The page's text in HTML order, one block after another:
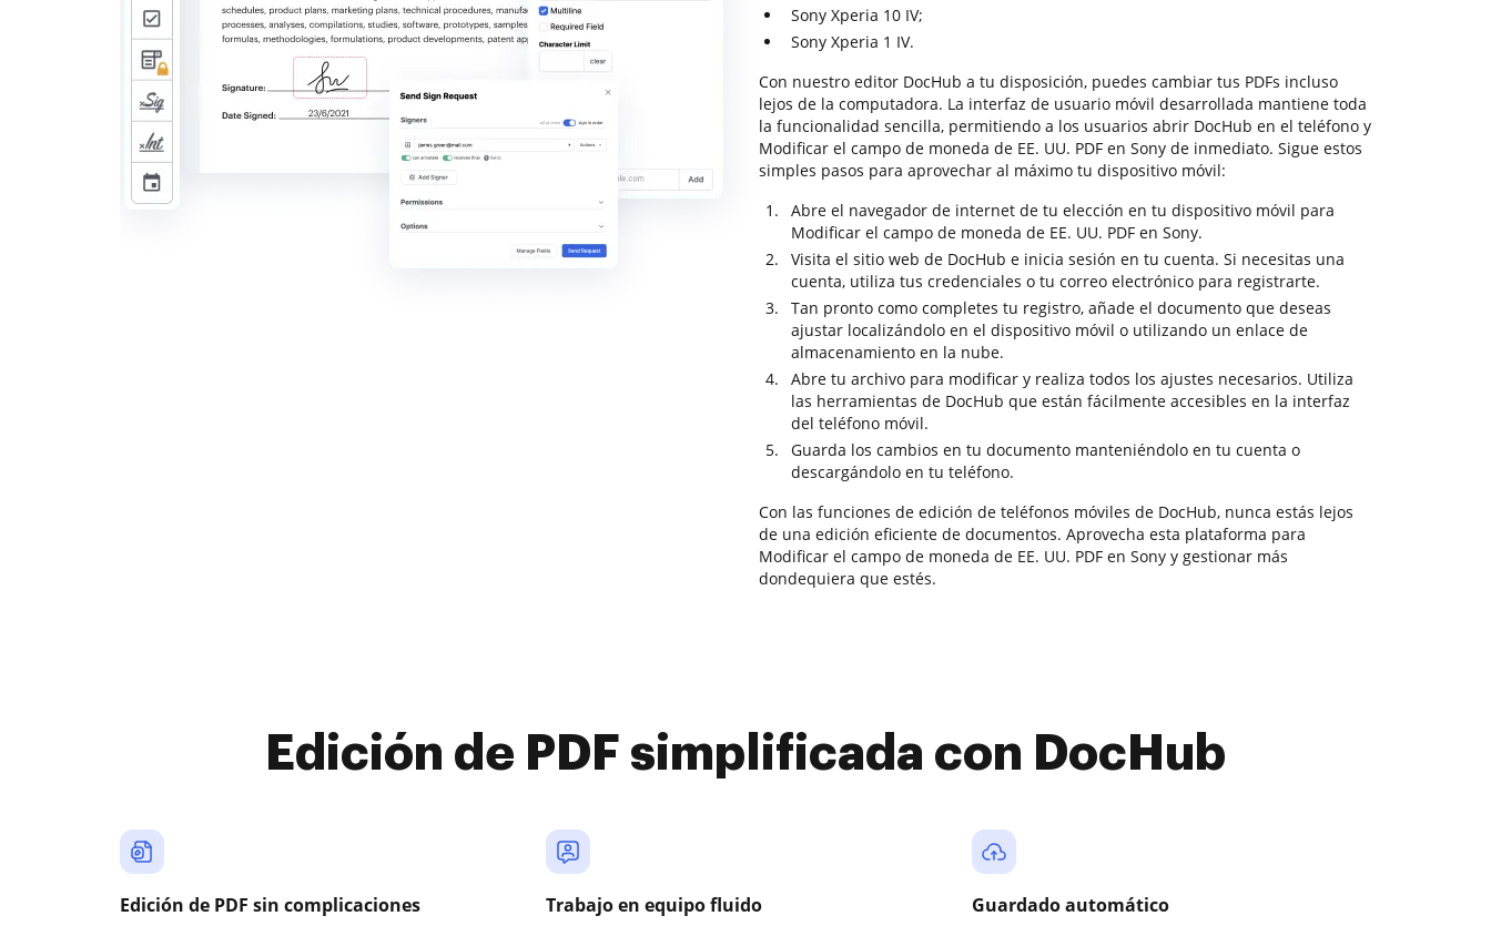
Sony Xperia 10 IV;
Sony Xperia 1 IV.
Con nuestro editor DocHub a tu disposición, puedes cambiar tus PDFs incluso
lejos de la computadora. La interfaz de usuario móvil desarrollada mantiene toda
la funcionalidad sencilla, permitiendo a los usuarios abrir DocHub en el teléfono y
Modificar el campo de moneda de EE. UU. PDF en Sony de inmediato. Sigue estos
simples pasos para aprovechar al máximo tu dispositivo móvil:
Abre el navegador de internet de tu elección en tu dispositivo móvil para
Modificar el campo de moneda de EE. UU. PDF en Sony.
Visita el sitio web de DocHub e inicia sesión en tu cuenta. Si necesitas una
cuenta, utiliza tus credenciales o tu correo electrónico para registrarte.
Tan pronto como completes tu registro, añade el documento que deseas
ajustar localizándolo en el dispositivo móvil o utilizando un enlace de
almacenamiento en la nube.
Abre tu archivo para modificar y realiza todos los ajustes necesarios. Utiliza
las herramientas de DocHub que están fácilmente accesibles en la interfaz
del teléfono móvil.
Guarda los cambios en tu documento manteniéndolo en tu cuenta o
descargándolo en tu teléfono.
Con las funciones de edición de teléfonos móviles de DocHub, nunca estás lejos
de una edición eficiente de documentos. Aprovecha esta plataforma para
Modificar el campo de moneda de EE. UU. PDF en Sony y gestionar más
dondequiera que estés.
Edición de PDF simplificada con DocHub
Edición de PDF sin complicaciones Trabajo en equipo fluido Guardado automático